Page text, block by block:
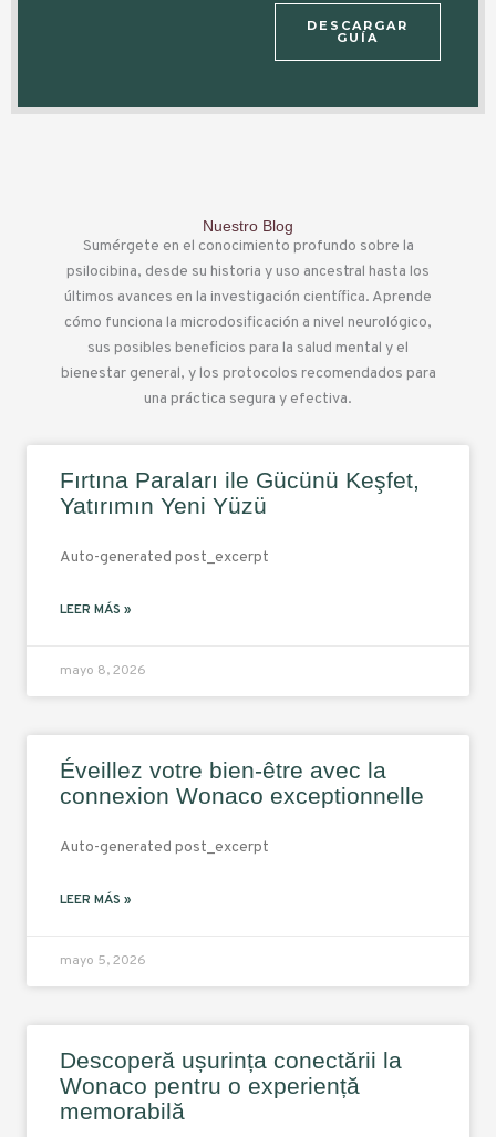
DESCARGAR
GUÍA
Nuestro Blog
Sumérgete en el conocimiento profundo sobre la
psilocibina, desde su historia y uso ancestral hasta los
últimos avances en la investigación científica. Aprende
cómo funciona la microdosificación a nivel neurológico,
sus posibles beneficios para la salud mental y el
bienestar general, y los protocolos recomendados para
una práctica segura y efectiva.
Fırtına Paraları ile Gücünü Keşfet,
Yatırımın Yeni Yüzü
Auto-generated post_excerpt
LEER MÁS »
mayo 8, 2026
Éveillez votre bien-être avec la
connexion Wonaco exceptionnelle
Auto-generated post_excerpt
LEER MÁS »
mayo 5, 2026
Descoperă ușurința conectării la
Wonaco pentru o experiență
memorabilă